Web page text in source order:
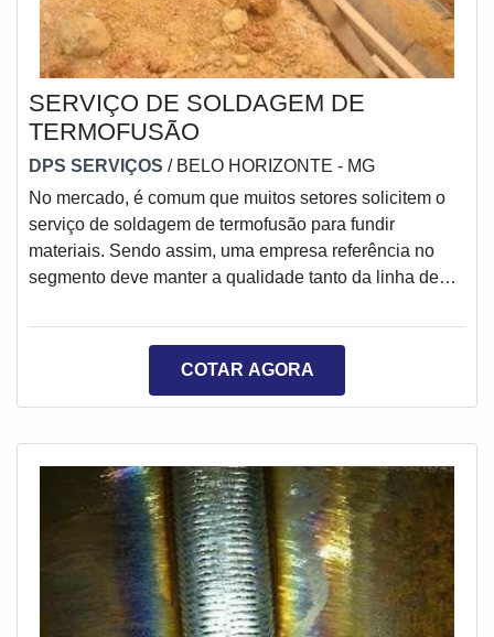
SERVIÇO DE SOLDAGEM DE
TERMOFUSÃO
DPS SERVIÇOS / BELO HORIZONTE - MG
No mercado, é comum que muitos setores solicitem o
serviço de soldagem de termofusão para fundir
materiais. Sendo assim, uma empresa referência no
segmento deve manter a qualidade tanto da linha de
Demonstrando confiabilidade e oferecendo preço
eletrofusão, onde é acionado uma corrente elétrica para
tem como princípio a temperatura, como base principal
para realizar a fusão de tubos. Sendo assim, o
procedimento se destaca por ser realizado da seguinte
maneira:O contato com o tubos ou superfície é feito de
forma direta, através de uma placa com temperatura
controlada;Para que a soldagem seja aplicada é
exercida uma pressão entre as extremidades a serem
COTAR AGORA